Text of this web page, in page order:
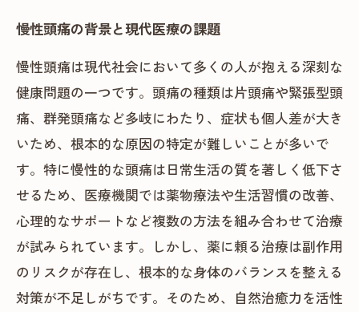
慢性頭痛の背景と現代医療の課題
慢性頭痛は現代社会において多くの人が抱える深刻な
健康問題の一つです。頭痛の種類は片頭痛や緊張型頭
痛、群発頭痛など多岐にわたり、症状も個人差が大き
いため、根本的な原因の特定が難しいことが多いで
す。特に慢性的な頭痛は日常生活の質を著しく低下さ
せるため、医療機関では薬物療法や生活習慣の改善、
心理的なサポートなど複数の方法を組み合わせて治療
が試みられています。しかし、薬に頼る治療は副作用
のリスクが存在し、根本的な身体のバランスを整える
対策が不足しがちです。そのため、自然治癒力を活性